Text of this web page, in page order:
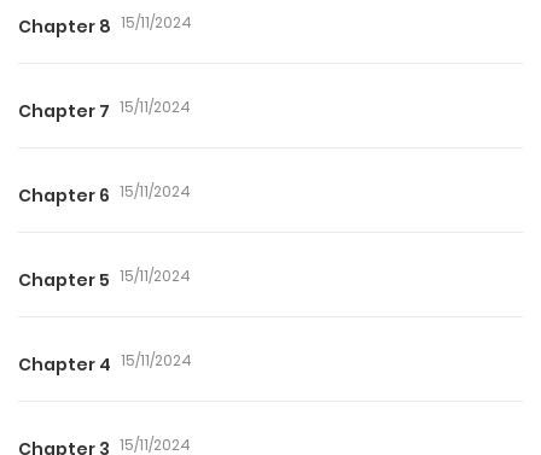
Chapter 8 15/11/2024
Chapter 7 15/11/2024
Chapter 6 15/11/2024
Chapter 5 15/11/2024
Chapter 4 15/11/2024
Chapter 3 15/11/2024